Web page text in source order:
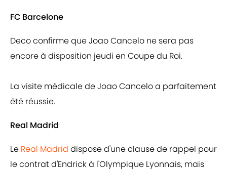
FC Barcelone
Deco confirme que Joao Cancelo ne sera pas
encore à disposition jeudi en Coupe du Roi.
La visite médicale de Joao Cancelo a parfaitement
été réussie.
Real Madrid
Le Real Madrid dispose d'une clause de rappel pour
le contrat d'Endrick à l'Olympique Lyonnais, mais